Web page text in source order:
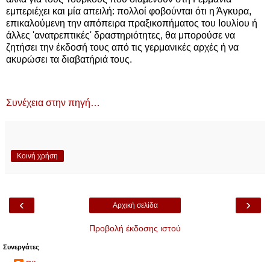
εμπεριέχει και μία απειλή: πολλοί φοβούνται ότι η Άγκυρα,
επικαλούμενη την απόπειρα πραξικοπήματος του Ιουλίου ή
άλλες 'ανατρεπτικές' δραστηριότητες, θα μπορούσε να
ζητήσει την έκδοσή τους από τις γερμανικές αρχές ή να
ακυρώσει τα διαβατήριά τους.
Συνέχεια στην πηγή…
Κοινή χρήση
‹ ›
Αρχική σελίδα
Προβολή έκδοσης ιστού
Συνεργάτες